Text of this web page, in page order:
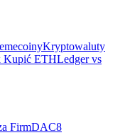
Kryptowaluty
Kupić ETHLedger vs
FirmDAC8